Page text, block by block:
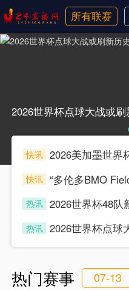
所有联赛
快讯
快讯
热讯
热讯 2026世界杯点球
热门赛事 07-13